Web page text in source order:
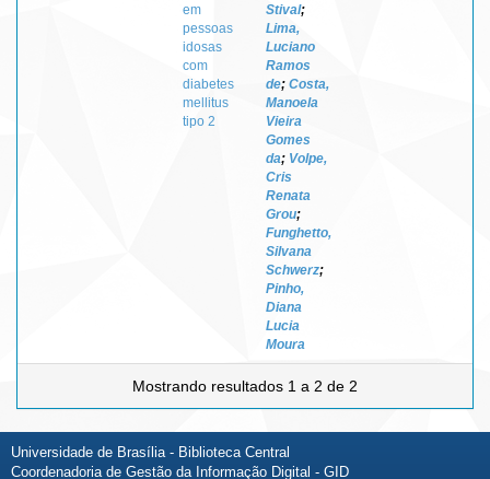
em
pessoas
idosas
com
diabetes
mellitus
tipo 2
Stival;
Lima,
Luciano
Ramos
de; Costa,
Manoela
Vieira
Gomes
da; Volpe,
Cris
Renata
Grou;
Funghetto,
Silvana
Schwerz;
Pinho,
Diana
Lucia
Moura
Mostrando resultados 1 a 2 de 2
Universidade de Brasília - Biblioteca Central
Coordenadoria de Gestão da Informação Digital - GID